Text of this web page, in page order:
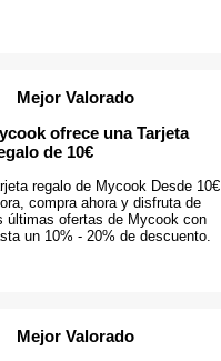
Mejor Valorado
ofrece una Tarjeta
de 10€
regalo de Mycook Desde 10€
compra ahora y disfruta de
últimas ofertas de Mycook con
un 10% - 20% de descuento.
Mejor Valorado